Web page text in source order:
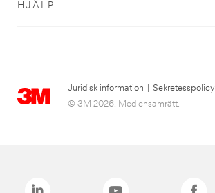
HJÄLP
Juridisk information Sekretesspolicy
© 3M 2026. Med ensamrätt.